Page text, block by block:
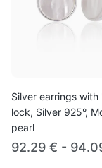
Silver earrings with
lock, Silver 925°,
pearl
92.29 € -